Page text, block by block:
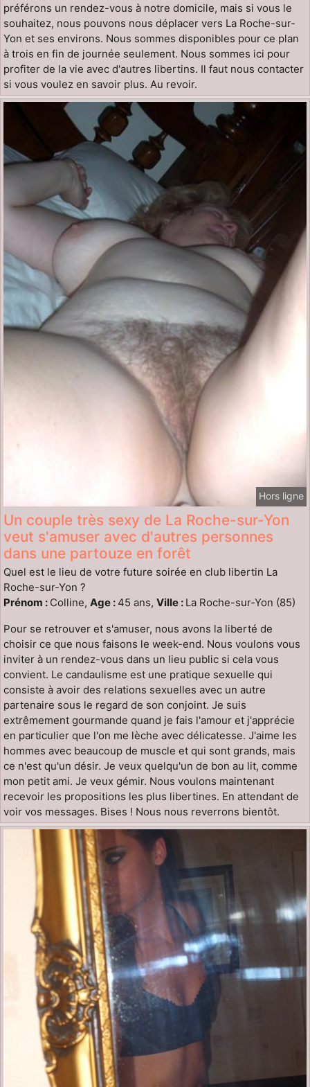
préférons un rendez-vous à notre domicile, mais si vous le
souhaitez, nous pouvons nous déplacer vers La Roche-sur-
Yon et ses environs. Nous sommes disponibles pour ce plan
à trois en fin de journée seulement. Nous sommes ici pour
profiter de la vie avec d'autres libertins. Il faut nous contacter
si vous voulez en savoir plus. Au revoir.
Hors ligne
Un couple très sexy de La Roche-sur-Yon
veut s'amuser avec d'autres personnes
dans une partouze en forêt
Quel est le lieu de votre future soirée en club libertin La
Roche-sur-Yon ?
Prénom : Colline, Age : 45 ans, Ville : La Roche-sur-Yon (85)
Pour se retrouver et s'amuser, nous avons la liberté de
choisir ce que nous faisons le week-end. Nous voulons vous
inviter à un rendez-vous dans un lieu public si cela vous
convient. Le candaulisme est une pratique sexuelle qui
consiste à avoir des relations sexuelles avec un autre
partenaire sous le regard de son conjoint. Je suis
extrêmement gourmande quand je fais l'amour et j'apprécie
en particulier que l'on me lèche avec délicatesse. J'aime les
hommes avec beaucoup de muscle et qui sont grands, mais
ce n'est qu'un désir. Je veux quelqu'un de bon au lit, comme
mon petit ami. Je veux gémir. Nous voulons maintenant
recevoir les propositions les plus libertines. En attendant de
voir vos messages. Bises ! Nous nous reverrons bientôt.